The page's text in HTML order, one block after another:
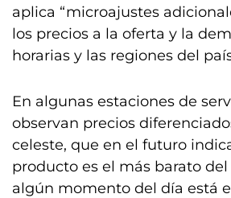
aplica “microajustes
los precios a la oferta y la
horarias y las regiones del
En algunas estaciones de
observan precios
celeste, que en el futuro
producto es el más barato
algún momento del día está